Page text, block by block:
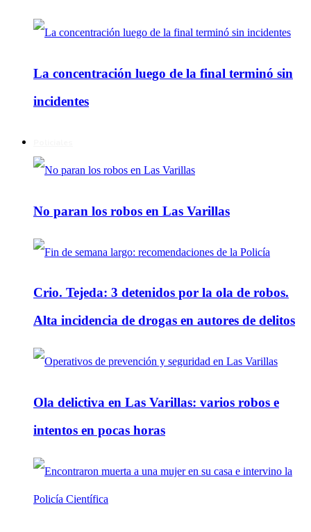
La concentración luego de la final terminó sin
incidentes
No paran los robos en Las Varillas
Crio. Tejeda: 3 detenidos por la ola de robos.
Alta incidencia de drogas en autores de delitos
Ola delictiva en Las Varillas: varios robos e
intentos en pocas horas